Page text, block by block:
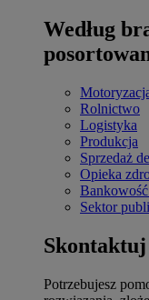
Według
Rolnictwo
Logistyka
Produkcja
Sprzedaż
Opieka
Sektor
Skontaktuj
Potrzebujesz